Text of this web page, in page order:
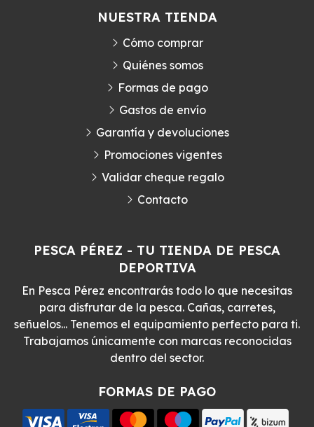
PESCA PÉREZ - TU TIENDA DE PESCA
DEPORTIVA
En Pesca Pérez encontrarás todo lo que necesitas
para disfrutar de la pesca. Cañas, carretes,
señuelos... Tenemos el equipamiento perfecto para ti.
Trabajamos únicamente con marcas reconocidas
dentro del sector.
FORMAS DE PAGO
NUESTRA TIENDA
Cómo comprar
Quiénes somos
Formas de pago
Gastos de envío
Garantía y devoluciones
Promociones vigentes
Validar cheque regalo
Contacto